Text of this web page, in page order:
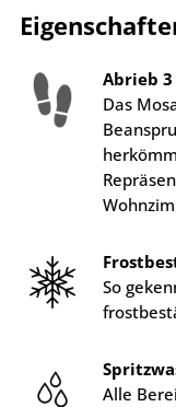
Abrieb 3
Das
So
Alle